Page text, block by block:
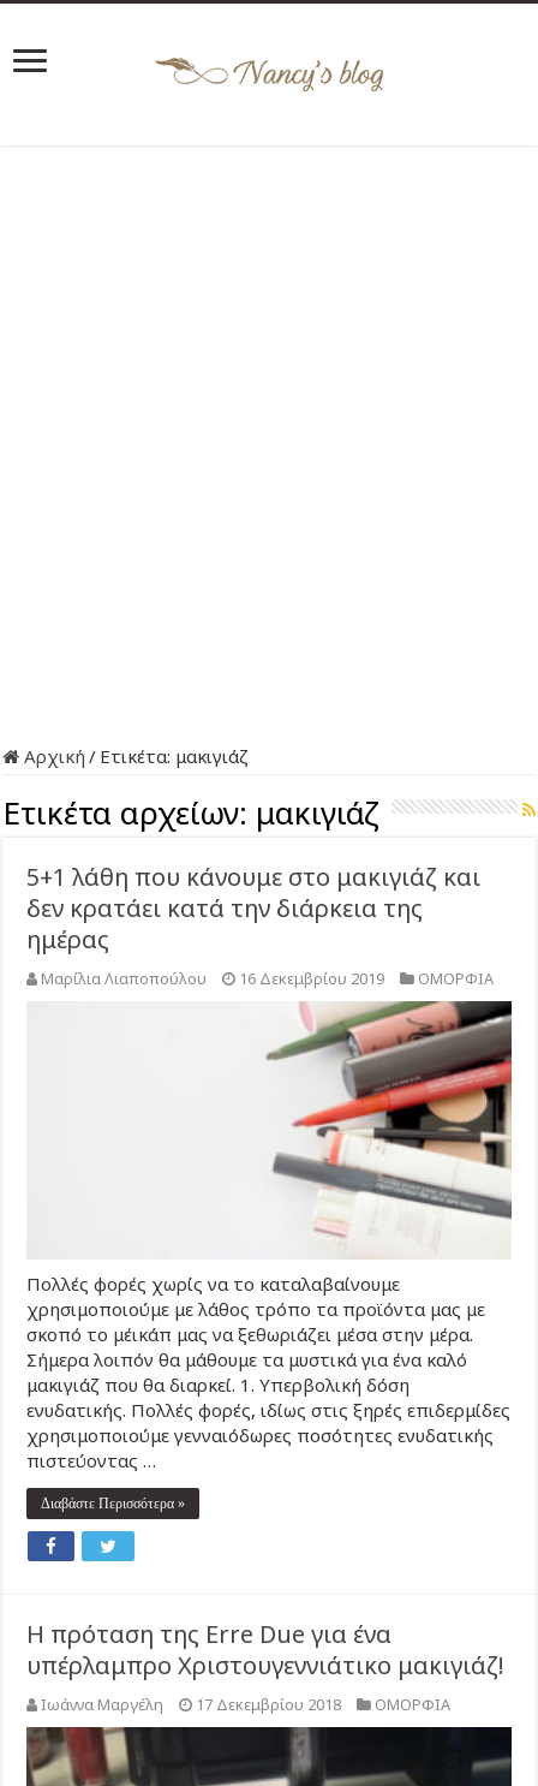
Αρχική / Ετικέτα: μακιγιάζ
Ετικέτα αρχείων: μακιγιάζ
5+1 λάθη που κάνουμε στο μακιγιάζ και
δεν κρατάει κατά την διάρκεια της
ημέρας
Μαρίλια Λιαποπούλου 16 Δεκεμβρίου 2019 ΟΜΟΡΦΙΑ
Πολλές φορές χωρίς να το καταλαβαίνουμε
χρησιμοποιούμε με λάθος τρόπο τα προϊόντα μας με
σκοπό το μέικάπ μας να ξεθωριάζει μέσα στην μέρα.
Σήμερα λοιπόν θα μάθουμε τα μυστικά για ένα καλό
μακιγιάζ που θα διαρκεί. 1. Υπερβολική δόση
ενυδατικής. Πολλές φορές, ιδίως στις ξηρές επιδερμίδες
χρησιμοποιούμε γενναιόδωρες ποσότητες ενυδατικής
πιστεύοντας …
Διαβάστε Περισσότερα »
Η πρόταση της Erre Due για ένα
υπέρλαμπρο Χριστουγεννιάτικο μακιγιάζ!
Ιωάννα Μαργέλη 17 Δεκεμβρίου 2018 ΟΜΟΡΦΙΑ